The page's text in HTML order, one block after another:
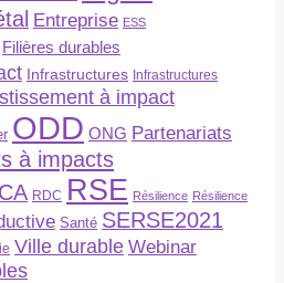
Entreprise ESS
Filières durables
Infrastructures Infrastructures
à impact
ODD ONG Partenariats
à impacts
RDC RSE Résilience Résilience
Santé SERSE2021
Ville durable Webinar